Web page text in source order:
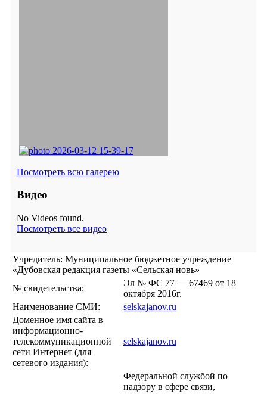
Посмотреть всю галерею
Видео
No Videos found.
Посмотреть все видео
Учредитель: Муниципальное бюджетное учреждение
«Дубовская редакция газеты «Сельская новь»
№ свидетельства:
Эл № ФС 77 — 67469 от 18
октября 2016г.
Наименование СМИ:
selskajanov.ru
Доменное имя сайта в
информационно-
телекоммуникационной
сети Интернет (для
сетевого издания):
selskajanov.ru
Федеральной службой по
надзору в сфере связи,